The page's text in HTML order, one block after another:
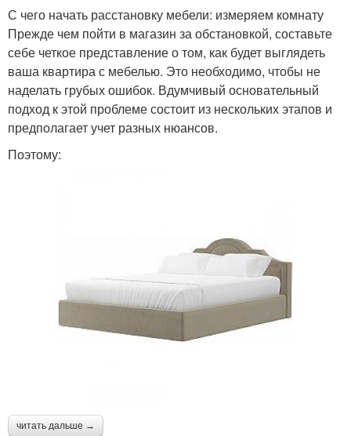
С чего начать расстановку мебели: измеряем комнату
Прежде чем пойти в магазин за обстановкой, составьте
себе четкое представление о том, как будет выглядеть
ваша квартира с мебелью. Это необходимо, чтобы не
наделать грубых ошибок. Вдумчивый основательный
подход к этой проблеме состоит из нескольких этапов и
предполагает учет разных нюансов.
Поэтому:
читать дальше →